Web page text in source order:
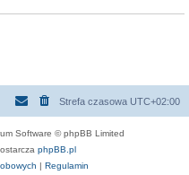
Strefa czasowa UTC+02:00
Software © phpBB Limited
phpBB.pl
| Regulamin